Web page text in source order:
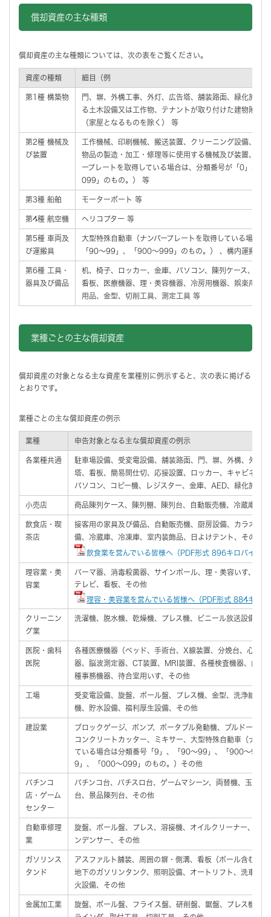
償却資産の主な種類
償却資産の主な種類については、次の表をご覧ください。
資産の種類 細目（例
第1種 構築物
門、塀、外構工事、外灯、広告塔、舗装路面、緑化施設
る土木設備又は工作物、テナントが取り付けた建物附属
（家屋となるものを除く） 等
第2種 機械及
び装置
工作機械、印刷機械、搬送装置、クリーニング設備、機
物品の製造・加工・修理等に使用する機械及び装置、大
ープレートを取得している場合は、分類番号が「0」、
099」のもの。） 等
第3種 船舶 モーターボート 等
第4種 航空機 ヘリコプター 等
第5種 車両及
び運搬具
大型特殊自動車（ナンバープレートを取得している場合
「90～99」、「900～999」のもの。） 、構内運搬車
第6種 工具・
器具及び備品
机、椅子、ロッカー、金庫、パソコン、陳列ケース、フ
看板、医療機器、理・美容機器、冷房用機器、娯楽用器
用品、金型、切削工具、測定工具 等
業種ごとの主な償却資産
償却資産の対象となる主な資産を業種別に例示すると、次の表に掲げる
とおりです。
業種ごとの主な償却資産の例示
業種 申告対象となる主な償却資産の例示
各業種共通
駐車場設備、受変電設備、舗装路面、門、塀、外構、外灯
塔、看板、簡易間仕切、応接設置、ロッカー、キャビネッ
パソコン、コピー機、レジスター、金庫、AED、緑化施設
小売店 商品陳列ケース、陳列棚、陳列台、自動販売機、冷蔵庫、
飲食店・喫
茶店
接客用の家具及び備品、自動販売機、厨房設備、カラオケ
備、冷蔵庫、冷凍庫、室内装飾品、日よけテント、その他
飲食業を営んでいる皆様へ（PDF形式 896キロバイト）
理容業・美
容業
パーマ器、消毒殺菌器、サインポール、理・美容いす、洗
テレビ、看板、その他
理容・美容業を営んでいる皆様へ（PDF形式 884キロバ
クリーニン
グ業
洗濯機、脱水機、乾燥機、プレス機、ビニール放送設備、
医院・歯科
医院
各種医療機器（ベッド、手術台、X線装置、分娩台、心電計
器、脳波測定器、CT装置、MRI装置、各種検査機器、歯科
種事務機器、待合室用いす、その他
工場
受変電設備、旋盤、ボール盤、プレス機、金型、洗浄給水
機、貯水設備、福利厚生設備、その他
建設業
ブロックゲージ、ポンプ、ポータブル発動機、ブルドーザー
コンクリートカッター、ミキサー、大型特殊自動車（ナン
ている場合は分類番号「9」、「90～99」、「900～999
9」、「000～099」のもの。）その他
パチンコ
店・ゲーム
センター
パチンコ台、パチスロ台、ゲームマシーン、両替機、玉貸機
台、景品陳列台、その他
自動車修理
業
旋盤、ボール盤、プレス、溶接機、オイルクリーナー、グ
ンデンサー、その他
ガソリンス
タンド
アスファルト舗装、周囲の塀・側溝、看板（ポール含む。
地下のガソリンタンク、照明設備、オートリフト、洗車機
火設備、その他
金属加工業
旋盤、ボール盤、フライス盤、研削盤、鋸盤、プレス機、